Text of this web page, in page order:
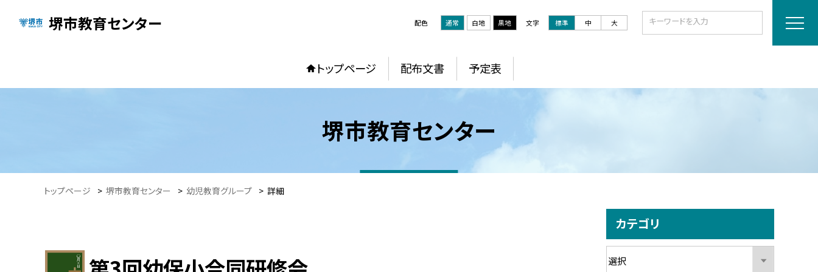
堺市教育センター 配色 通常 白地 黒地 文字 標準 中 大
トップページ 配布文書 予定表
堺市教育センター
トップページ > 堺市教育センター > 幼児教育グループ > 詳細
カテゴリ